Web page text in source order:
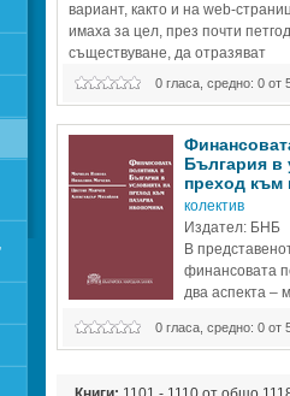
вариант, както и на web-
имаха за цел, през почти
съществуване, да отразяват
0 гласа, средно: 0 от
България в
преход към
колектив
Издател: БНБ
В
финансовата
два аспекта –
ограничава до анализ на
0 гласа, средно: 0 от